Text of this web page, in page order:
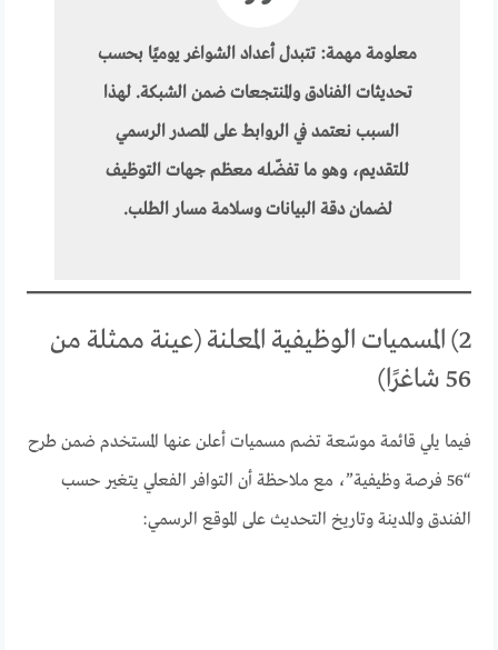
معلومة مهمة: تتبدل أعداد الشواغر يوميًا بحسب
تحديثات الفنادق والمنتجعات ضمن الشبكة. لهذا
السبب نعتمد في الروابط على المصدر الرسمي
للتقديم، وهو ما تفضّله معظم جهات التوظيف
لضمان دقة البيانات وسلامة مسار الطلب.
2) المسميات الوظيفية المعلنة (عينة ممثلة من
56 شاغرًا)
فيما يلي قائمة موسّعة تضم مسميات أعلن عنها المستخدم ضمن طرح
“56 فرصة وظيفية”، مع ملاحظة أن التوافر الفعلي يتغير حسب
الفندق والمدينة وتاريخ التحديث على الموقع الرسمي: